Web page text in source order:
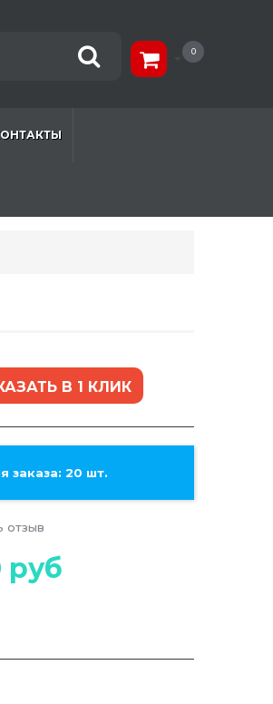
0
В 1 КЛИК
заказа: 20 шт.
отзыв
руб